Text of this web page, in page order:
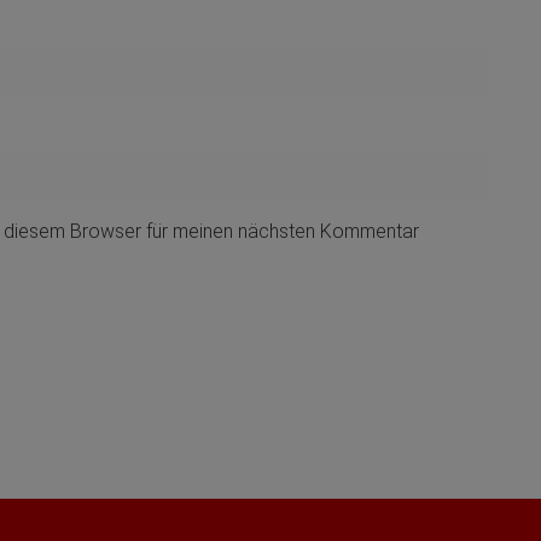
Browser für meinen nächsten Kommentar